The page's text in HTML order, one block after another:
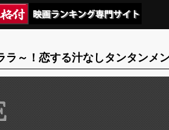
～！恋する汁なしタンタンメ